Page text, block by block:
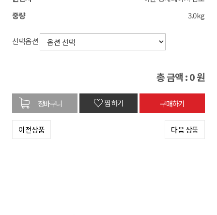
중량
3.0kg
선택옵션
총 금액 :0원
♡찜하기
이전상품 다음 상품